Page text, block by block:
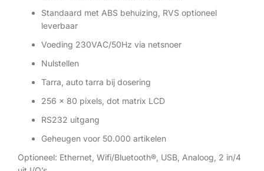
Standaard met ABS behuizing, RVS optioneel
leverbaar
Voeding 230VAC/50Hz via netsnoer
Nulstellen
Tarra, auto tarra bij dosering
256 x 80 pixels, dot matrix LCD
RS232 uitgang
Geheugen voor 50.000 artikelen
Optioneel: Ethernet, Wifi/Bluetooth®, USB, Analoog, 2 in/4